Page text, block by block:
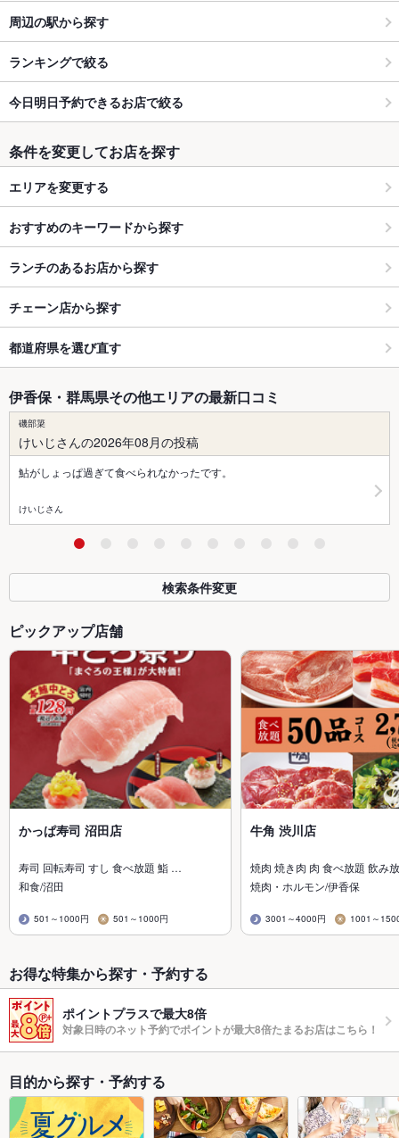
周辺の駅から探す
ランキングで絞る
今日明日予約できるお店で絞る
条件を変更してお店を探す
エリアを変更する
おすすめのキーワードから探す
ランチのあるお店から探す
チェーン店から探す
都道府県を選び直す
伊香保・群馬県その他エリアの最新口コミ
磯部簗
けいじさんの2026年08月の投稿
鮎がしょっぱ過ぎて食べられなかったです。
けいじさん
検索条件変更
ピックアップ店舗
かっぱ寿司 沼田店
寿司 回転寿司 すし 食べ放題 鮨 …
和食/沼田
501～1000円 501～1000円
牛角 渋川店
焼肉 焼き肉 肉 食べ放題 飲み
焼肉・ホルモン/伊香保
3001～4000円 1001～
お得な特集から探す・予約する
ポイントプラスで最大8倍
対象日時のネット予約でポイントが最大8倍たまるお店はこちら！
目的から探す・予約する